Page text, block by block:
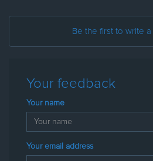
Be the first to write
Your feedback
Your name
Your email address